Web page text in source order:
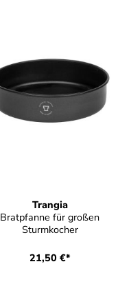
Trangia
Bratpfanne für großen
Sturmkocher
21,50 €*